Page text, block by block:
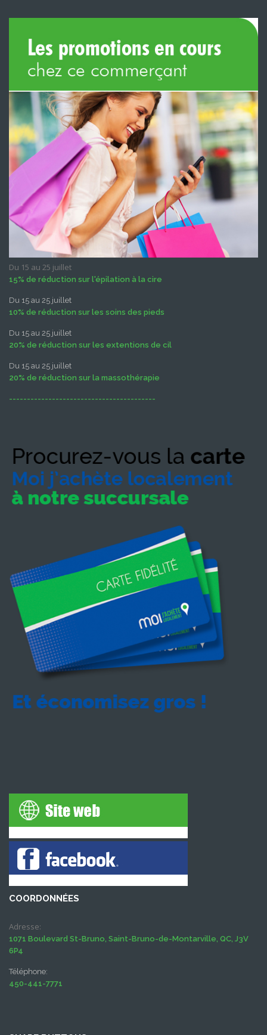
Du 15 au 25 juillet
15% de réduction sur l'épilation à la cire
Du 15 au 25 juillet
10% de réduction sur les soins des pieds
Du 15 au 25 juillet
20% de réduction sur les extentions de cil
Du 15 au 25 juillet
20% de réduction sur la massothérapie
-----------------------------------------
COORDONNÉES
Adresse:
1071 Boulevard St-Bruno, Saint-Bruno-de-Montarville, QC, J3V
6P4
Téléphone:
450-441-7771